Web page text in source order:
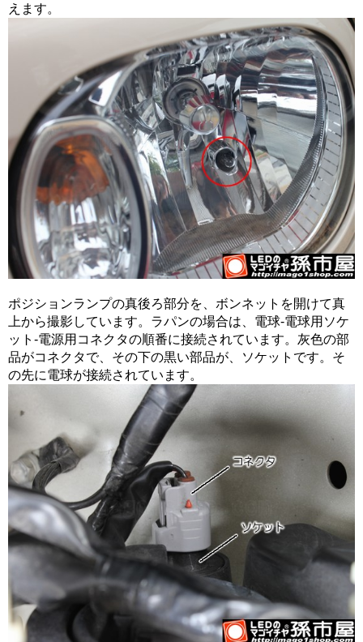
えます。
ポジションランプの真後ろ部分を、ボンネットを開けて真
上から撮影しています。ラパンの場合は、電球-電球用ソケ
ット-電源用コネクタの順番に接続されています。灰色の部
品がコネクタで、その下の黒い部品が、ソケットです。そ
の先に電球が接続されています。